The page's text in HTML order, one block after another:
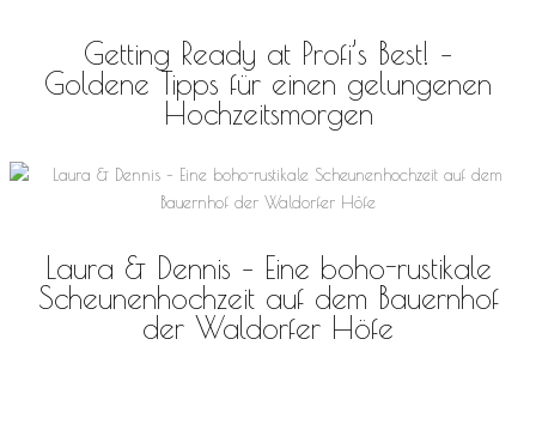
Getting Ready at Profi’s Best! –
Goldene Tipps für einen gelungenen
Hochzeitsmorgen
Laura & Dennis – Eine boho-rustikale
Scheunenhochzeit auf dem Bauernhof
der Waldorfer Höfe